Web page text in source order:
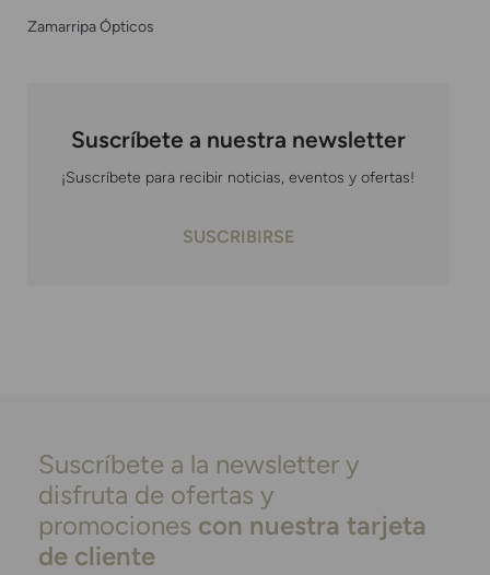
Zamarripa Ópticos
Suscríbete a nuestra newsletter
¡Suscríbete para recibir noticias, eventos y ofertas!
SUSCRIBIRSE
Suscríbete a la newsletter y
disfruta de ofertas y
promociones con nuestra tarjeta
de cliente